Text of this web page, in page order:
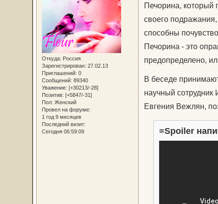
Откуда: Россия
Зарегистрирован: 27.02.13
Приглашений: 0
Сообщений: 89340
Уважение: [+30213/-28]
Позитив: [+5847/-31]
Пол: Женский
Провел на форуме:
1 год 9 месяцев
Последний визит:
Сегодня 06:59:09
Печорина, который
своего
способны
Печорина - это
предопределено,
В беседе
научный сотрудник
Евгения Вежлян,
=Spoiler